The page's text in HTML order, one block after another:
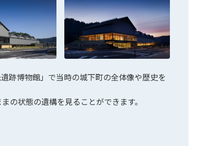
跡博物館」で当時の城下町の全体像や歴史を
の状態の遺構を見ることができます。